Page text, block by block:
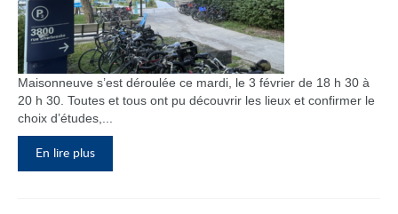
Maisonneuve s’est déroulée ce mardi, le 3 février de 18 h 30 à
20 h 30. Toutes et tous ont pu découvrir les lieux et confirmer le
choix d’études,...
En lire plus